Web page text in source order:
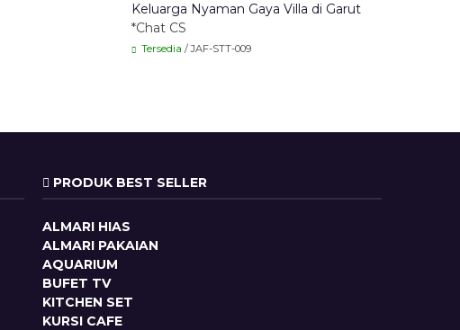
Keluarga Nyaman Gaya Villa di Garut
*Chat CS
Tersedia / JAF-STT-009
PRODUK BEST SELLER
ALMARI HIAS
ALMARI PAKAIAN
AQUARIUM
BUFET TV
KITCHEN SET
KURSI CAFE